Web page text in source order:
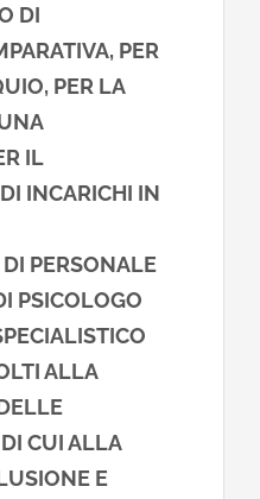
DI
PER
PER LA
IL
INCARICHI IN
PERSONALE
PSICOLOGO
ALLA
CUI ALLA
E